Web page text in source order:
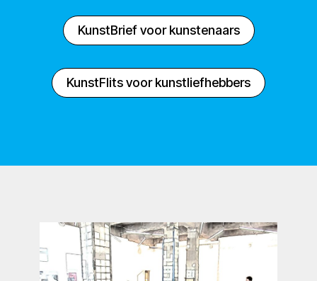
KunstBrief voor kunstenaars
KunstFlits voor kunstliefhebbers